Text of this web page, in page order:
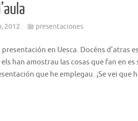
2012 presentaciones
en Uesca. Docéns d’atras
han amostrau las cosas que fan en
que he emplegau. ¡Se vei que